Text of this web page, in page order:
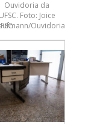
Ouvidoria da
UFSC. Foto: Joice
Ouvidoria/UFSC